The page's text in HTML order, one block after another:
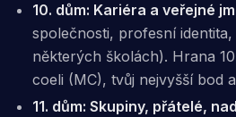
10. dům: Kariéra a veřejné
společnosti, profesní
některých školách). Hrana
coeli (MC), tvůj nejvyšší bod
11. dům: Skupiny, přátelé,